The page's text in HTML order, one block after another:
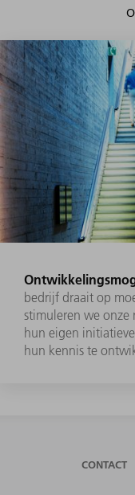
bedrijf draait op
stimuleren we onze
hun eigen
hun kennis te
CONTACT